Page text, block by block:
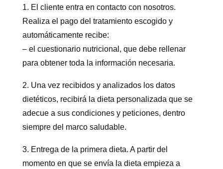
1. El cliente entra en contacto con nosotros.
Realiza el pago del tratamiento escogido y
automáticamente recibe:
– el cuestionario nutricional, que debe rellenar
para obtener toda la información necesaria.
2. Una vez recibidos y analizados los datos
dietéticos, recibirá la dieta personalizada que se
adecue a sus condiciones y peticiones, dentro
siempre del marco saludable.
3. Entrega de la primera dieta. A partir del
momento en que se envía la dieta empieza a